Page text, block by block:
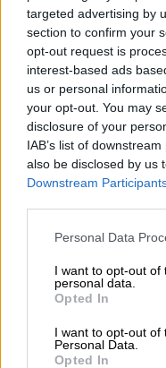
targeted advertising by
section to confirm your
opt-out request is
interest-based ads
us or personal
your opt-out. You may
disclosure of your
IAB’s list of
also be disclosed by us
Downstream
Please note that this
not limited to your visit
grant or deny consent
use your data for below
consent section.
Personal Data
I want to opt-out of
personal data.
Opted In
I want to opt-out of
Personal Data.
Opted In
παγκοσμίως».
Η επιχείρηση
που ελήφθησαν
περιουσιακών
δραστηριότητες.
βασιλιάς, αλλά
η τεχνολογία και
πλατφόρμες,
σύνθετες
κέρδη τους. Αλλά
εκπαιδευμένους
ομάδες που
παραμείνουν ένα
ο υπαρχηγός της
ΜακΝάλτι.